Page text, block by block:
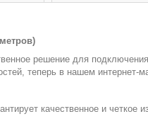
решение для
теперь в нашем интернет-
качественное и четкое